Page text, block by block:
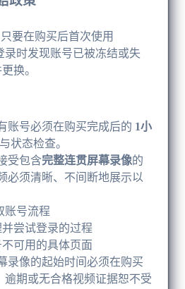
只要在购买后首次使用
录时发现账号已被冻结或失
换。
账号必须在购买完成后的 1小
状态检查。
受包含完整连贯屏幕录像的
必须清晰、不间断地展示以
账号流程
尝试登录的过程
可用的具体页面
录像的起始时间必须在购买
逾期或无合格视频证据恕不受